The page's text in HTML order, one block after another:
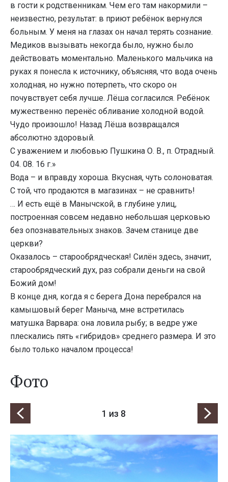
в гости к родственникам. Чем его там накормили –
неизвестно, результат: в приют ребёнок вернулся
больным. У меня на глазах он начал терять сознание.
Медиков вызывать некогда было, нужно было
действовать моментально. Маленького мальчика на
руках я понесла к источнику, объясняя, что вода очень
холодная, но нужно потерпеть, что скоро он
почувствует себя лучше. Лёша согласился. Ребёнок
мужественно перенёс обливание холодной водой.
Чудо произошло! Назад Лёша возвращался
абсолютно здоровый.
С уважением и любовью Пушкина О. В., п. Отрадный.
04. 08. 16 г.»
Вода – и вправду хороша. Вкусная, чуть солоноватая.
С той, что продаются в магазинах – не сравнить!
… И есть ещё в Манычской, в глубине улиц,
построенная совсем недавно небольшая церковью
без опознавательных знаков. Зачем станице две
церкви?
Оказалось – старообрядческая! Силён здесь, значит,
старообрядческий дух, раз собрали деньги на свой
Божий дом!
В конце дня, когда я с берега Дона перебрался на
камышовый берег Маныча, мне встретилась
матушка Варвара: она ловила рыбу; в ведре уже
плескались пять «гибридов» среднего размера. И это
было только началом процесса!
Фото
1 из 8